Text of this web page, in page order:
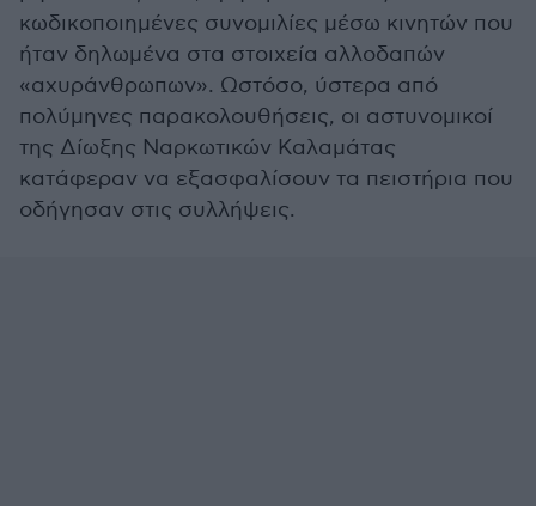
κωδικοποιημένες συνομιλίες μέσω κινητών που
ήταν δηλωμένα στα στοιχεία αλλοδαπών
«αχυράνθρωπων». Ωστόσο, ύστερα από
πολύμηνες παρακολουθήσεις, οι αστυνομικοί
της Δίωξης Ναρκωτικών Καλαμάτας
κατάφεραν να εξασφαλίσουν τα πειστήρια που
οδήγησαν στις συλλήψεις.